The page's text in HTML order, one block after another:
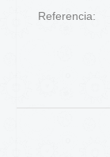
Referencia: